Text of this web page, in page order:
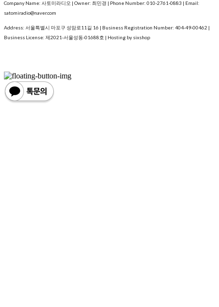
Company Name: 사토미라디오 | Owner: 최민경 | Phone Number: 010-2761-0883 | Email:
satomiradio@naver.com
Address: 서울특별시 마포구 성암로11길 16 | Business Registration Number: 404-49-00462 |
Business License: 제2021-서울성동-01688호 | Hosting by sixshop